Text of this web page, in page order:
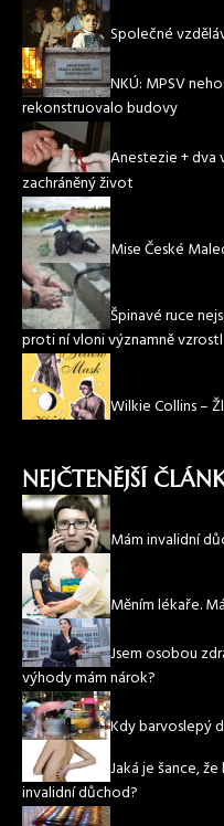
Společné
NKÚ: MPSV
rekonstruovalo budovy
Anestezie + dva
zachráněný život
Mise České
Špinavé ruce
proti ní vloni významně vzrostl
Wilkie Collins –
NEJČTENĚJŠÍ
Mám invalidní
Měním lékaře.
Jsem osobou
výhody mám nárok?
Kdy barvoslepý
Jaká je šance,
invalidní důchod?